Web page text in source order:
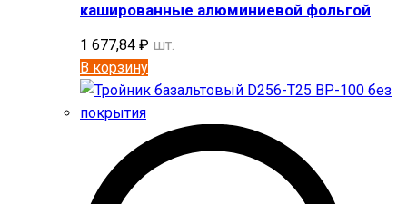
кашированные алюминиевой фольгой
1 677,84 ₽ шт.
В корзину